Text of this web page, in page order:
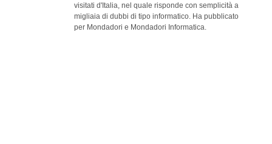
visitati d'Italia, nel quale risponde con semplicità a
migliaia di dubbi di tipo informatico. Ha pubblicato
per Mondadori e Mondadori Informatica.